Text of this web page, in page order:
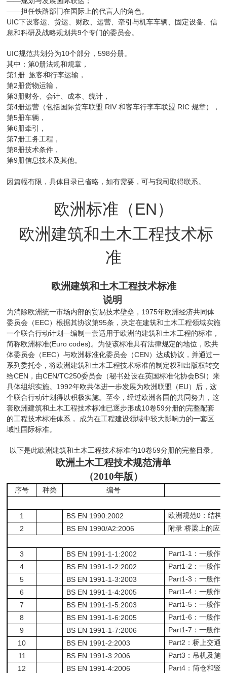
——担任铁路部门在国际上的代言人的角色。
UIC下设客运、货运、财政、运营、牵引与机车车辆、固定设备、信
息和科研及战略规划共9个专门的委员会。
UIC规范共划分为10个部分， 598分册。
其中：第0册法规和规章，
第1 册 旅客和行李运输，
第2册货物运输，
第3册财务、会计、成本、统计，
第4册运营（包括国际货车联盟 RIV 和客车行李车联盟 RIC 规章），
第5册车辆，
第6册牵引，
第7册工务工程，
第8册技术条件，
第9册信息技术及其他。
因篇幅有限，具体目录已省略，如有需要，可与我司取得联系。
欧洲标准（EN）
欧洲建筑和土木工程技术标
准
欧洲建筑和土木工程技术标准
说明
为消除欧洲统一市场内部的贸易技术壁垒， 1975年欧洲经济共同体
委员会（ EEC）根据其协议第95条，决定在建筑和土木工程领域实施
一个联合行动计划 —编制一套适用于欧洲的建筑和土木工程的标准，
简称欧洲标准(Euro codes) 。为使该标准具有法律规定的地位，欧共
体委员会（ EEC）与欧洲标准化委员会（CEN ）达成协议，并通过一
系列委托令，将欧洲建筑和土木工程技术标准的制定权和出版权转交
给CEN ，由CEN/TC250委员会（秘书处设在英国标准化协会BSI ）来
具体组织实施。 1992年欧共体进一步发展为欧洲联盟（ EU ）后，这
个联合行动计划得以积极实施。至今，经过欧洲各国的共同努力，这
套欧洲建筑和土木工程技术标准已逐步形成10卷59分册的完整配套
的工程技术标准体系，
成为在工程建设领域中较大影响力的一套区
域性国际标准。
以下是此欧洲建筑和土木工程技术标准的10卷59分册的完整目录。
欧洲土木工程技术规范清单
（2010年版）
序号 种类 编号
1 BS EN 1990:2002 欧洲规范0 ：结构
2 BS EN 1990/A2:2006 附录 桥梁上的应
3 BS EN 1991-1-1:2002 Part1-1 ：一般作
4 BS EN 1991-1-2:2002 Part1-2 ：一般作
5 BS EN 1991-1-3:2003 Part1-3 ：一般作
6 BS EN 1991-1-4:2005 Part1-4 ：一般作
7 BS EN 1991-1-5:2003 Part1-5 ：一般作
8 BS EN 1991-1-6:2005 Part1-6 ：一般作
9 BS EN 1991-1-7:2006 Part1-7 ：一般作
10 BS EN 1991-2:2003 Part2 ：桥上交通
11 BS EN 1991-3:2006 Part3 ：吊机及施
12 BS EN 1991-4:2006 Part4 ：筒仓和竖